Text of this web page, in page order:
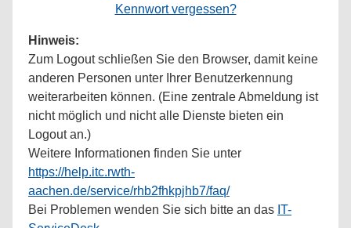
Kennwort vergessen?
Hinweis:
Zum Logout schließen Sie den Browser, damit keine
anderen Personen unter Ihrer Benutzerkennung
weiterarbeiten können. (Eine zentrale Abmeldung ist
nicht möglich und nicht alle Dienste bieten ein
Logout an.)
Weitere Informationen finden Sie unter
https://help.itc.rwth-
aachen.de/service/rhb2fhkpjhb7/faq/
Bei Problemen wenden Sie sich bitte an das IT-